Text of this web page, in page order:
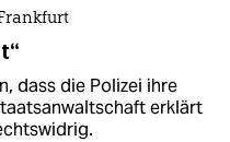
dass die Polizei ihre
erklärt